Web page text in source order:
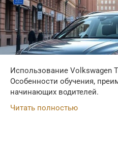
Использование Volkswagen
Особенности обучения,
начинающих водителей.
Читать полностью